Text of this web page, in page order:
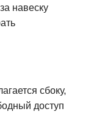
навеску
сбоку,
доступ